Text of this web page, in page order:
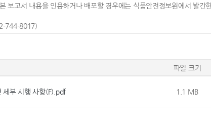
보고서 내용을 인용하거나 배포할 경우에는 식품안전정보원에서 발간
744-8017)
파일 크기
세부 시행 사항(F).pdf 1.1 MB